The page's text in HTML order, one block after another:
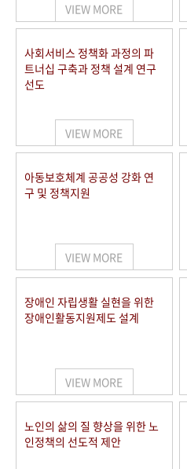
VIEW MORE
사회서비스 정책화 과정의 파
트너십 구축과 정책 설계 연구
선도
VIEW MORE
아동보호체계 공공성 강화 연
구 및 정책지원
VIEW MORE
장애인 자립생활 실현을 위한
장애인활동지원제도 설계
VIEW MORE
노인의 삶의 질 향상을 위한 노
인정책의 선도적 제안